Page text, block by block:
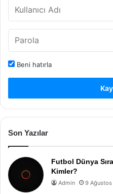
Beni hatırla
Son Yazılar
Futbol Dünya
Kimler?
Admin 9